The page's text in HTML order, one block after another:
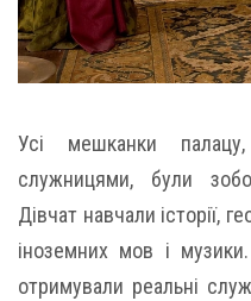
Усі мешканки
служницями, були
Дівчат навчали історії,
іноземних мов і
отримували реальні